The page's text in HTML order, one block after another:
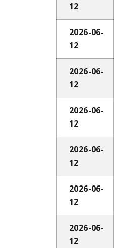
12
2026-06-
12
2026-06-
12
2026-06-
12
2026-06-
12
2026-06-
12
2026-06-
12